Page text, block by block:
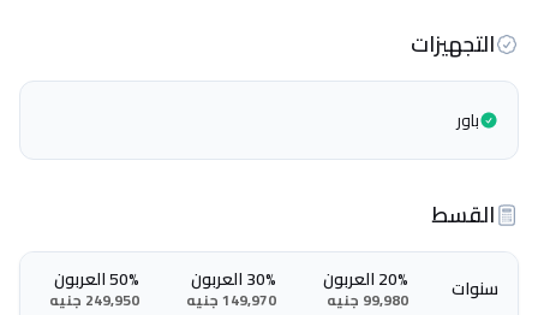
التجهيزات
باور
القسط
سنوات 20% العربون
99,980 جنيه
30% العربون
149,970 جنيه
50% العربون
249,950 جنيه